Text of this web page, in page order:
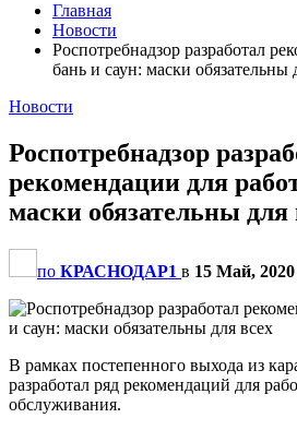
Главная
Новости
Роспотребнадзор разработал
бань и саун: маски обязательны
Новости
Роспотребнадзор
рекомендации для
маски обязательны для
по КРАСНОДАР1 в 15 Май, 2020
В рамках постепенного выхода из
разработал ряд рекомендаций для
обслуживания.